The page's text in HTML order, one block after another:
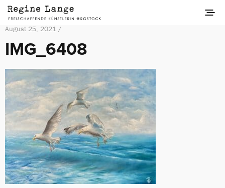
August 25, 2021 /
IMG_6408